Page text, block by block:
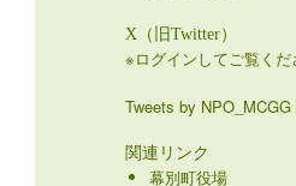
X（旧Twitter）
※ログインしてご覧くだ
Tweets by NPO_MCGG
関連リンク
幕別町役場